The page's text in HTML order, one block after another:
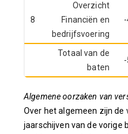
8
Overzicht
Financiën en
bedrijfsvoering
Totaal van de
baten
Algemene oorzaken van
Over het algemeen zijn de
jaarschijven van de vorige